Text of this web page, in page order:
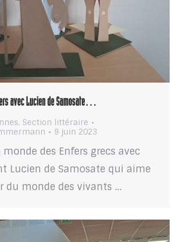
avec Lucien de Samosate…
, Section littéraire
9 juin 2023
des Enfers grecs avec
Lucien de Samosate qui aime
du monde des vivants …